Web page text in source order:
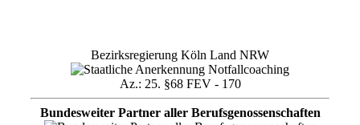
Bezirksregierung Köln Land NRW
Az.: 25. §68 FEV - 170
Bundesweiter Partner aller Berufsgenossenschaften